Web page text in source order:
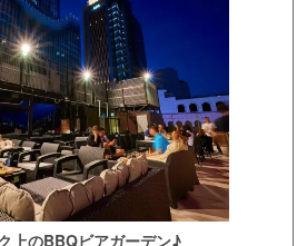
上のBBQビアガーデン♪